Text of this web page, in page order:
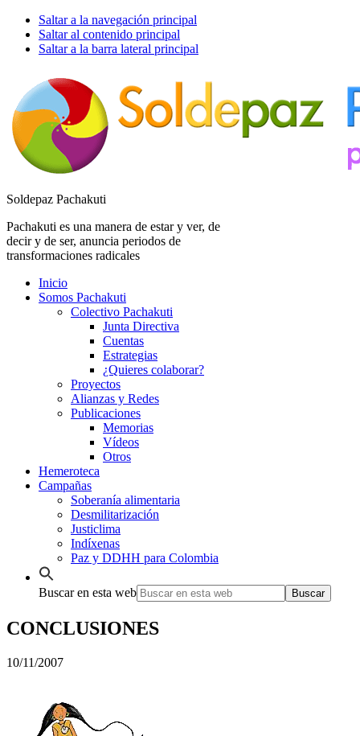
Saltar a la navegación principal
Saltar al contenido principal
Saltar a la barra lateral principal
Soldepaz Pachakuti
Pachakuti es una manera de estar y ver, de
decir y de ser, anuncia periodos de
transformaciones radicales
Inicio
Somos Pachakuti
Colectivo Pachakuti
Junta Directiva
Cuentas
Estrategias
¿Quieres colaborar?
Proyectos
Alianzas y Redes
Publicaciones
Memorias
Vídeos
Otros
Hemeroteca
Campañas
Soberanía alimentaria
Desmilitarización
Justiclima
Indíxenas
Paz y DDHH para Colombia
Buscar en esta web
CONCLUSIONES
10/11/2007